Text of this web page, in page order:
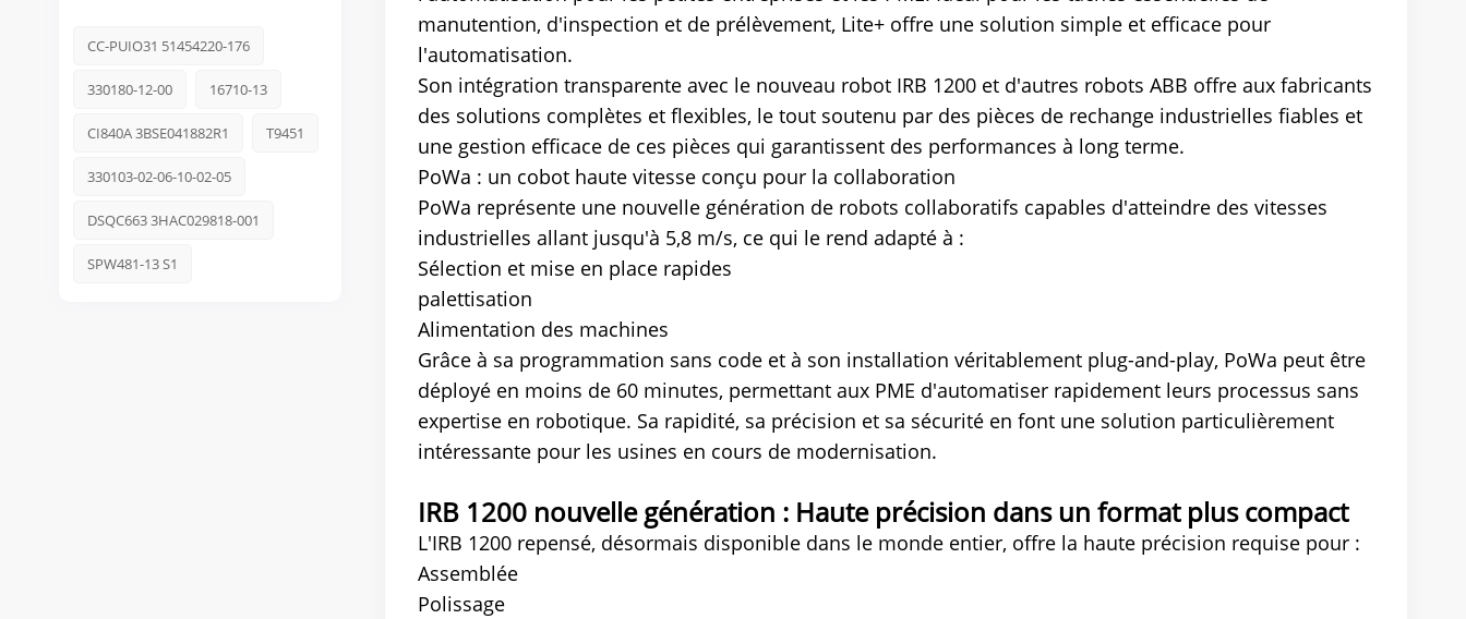
CC-PUIO31 51454220-176
330180-12-00 16710-13
CI840A 3BSE041882R1 T9451
330103-02-06-10-02-05
DSQC663 3HAC029818-001
SPW481-13 S1
manutention, d'inspection et de prélèvement, Lite+ offre une solution simple et efficace pour
l'automatisation.
Son intégration transparente avec le nouveau robot IRB 1200 et d'autres robots ABB offre aux fabricants
des solutions complètes et flexibles, le tout soutenu par des pièces de rechange industrielles fiables et
une gestion efficace de ces pièces qui garantissent des performances à long terme.
PoWa : un cobot haute vitesse conçu pour la collaboration
PoWa représente une nouvelle génération de robots collaboratifs capables d'atteindre des vitesses
industrielles allant jusqu'à 5,8 m/s, ce qui le rend adapté à :
Sélection et mise en place rapides
palettisation
Alimentation des machines
Grâce à sa programmation sans code et à son installation véritablement plug-and-play, PoWa peut être
déployé en moins de 60 minutes, permettant aux PME d'automatiser rapidement leurs processus sans
expertise en robotique. Sa rapidité, sa précision et sa sécurité en font une solution particulièrement
intéressante pour les usines en cours de modernisation.
IRB 1200 nouvelle génération : Haute précision dans un format plus compact
L'IRB 1200 repensé, désormais disponible dans le monde entier, offre la haute précision requise pour :
Assemblée
Polissage